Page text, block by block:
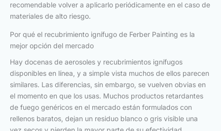
recomendable volver a aplicarlo periódicamente en el caso de
materiales de alto riesgo.
Por qué el recubrimiento ignífugo de Ferber Painting es la
mejor opción del mercado
Hay docenas de aerosoles y recubrimientos ignífugos
disponibles en línea, y a simple vista muchos de ellos parecen
similares. Las diferencias, sin embargo, se vuelven obvias en
el momento en que los usas. Muchos productos retardantes
de fuego genéricos en el mercado están formulados con
rellenos baratos, dejan un residuo blanco o gris visible una